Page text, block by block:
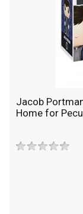
Jacob
Home for